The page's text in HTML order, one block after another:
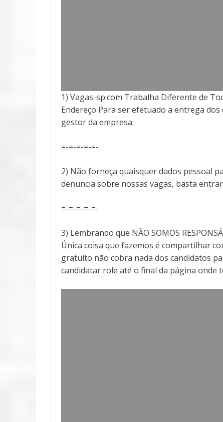
1) Vagas-sp.com Trabalha Diferente de
Endereço Para ser efetuado a entrega
gestor da empresa.
=-=-=-=-=-
2) Não forneça quaisquer dados pessoal
denuncia sobre nossas vagas, basta
=-=-=-=-=-
3) Lembrando que NÃO SOMOS
Única coisa que fazemos é compartilhar
gratuito não cobra nada dos candidatos
candidatar role até o final da página onde